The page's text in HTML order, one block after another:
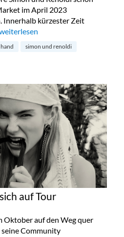
im April 2023
Innerhalb kürzester Zeit
Market by Simon &
simon und renoldi
auf Tour
Oktober auf den Weg quer
Community